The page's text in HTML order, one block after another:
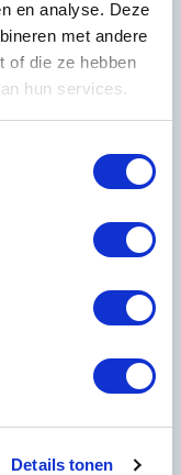
en analyse. Deze
met andere
of die ze hebben
hun services.
Details tonen
8 9
618
618 618
22 23
30
6
Prijs is per persoon*